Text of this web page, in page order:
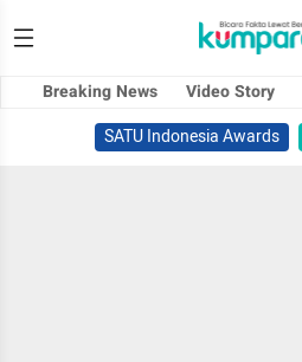
Breaking News Video Story
SATU Indonesia Awards